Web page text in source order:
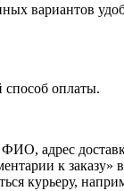
вариантов
оплаты.
адрес
к заказу»
курьеру,